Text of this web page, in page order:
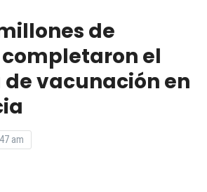
de
el
vacunación en
am